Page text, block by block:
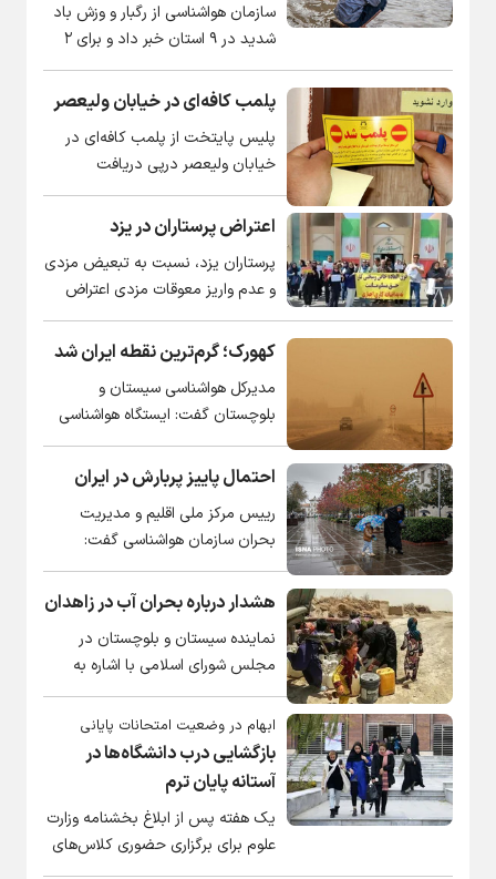
سازمان هواشناسی از رگبار و وزش باد
شدید در ۹ استان خبر داد و برای ۲
استان هشدار نارنجی صادر کرد.
پلمب کافه‌ای در خیابان ولیعصر
پلیس پایتخت از پلمب کافه‌ای در
خیابان ولیعصر درپی دریافت
گزارش‌هایی مبنی بر انجام فعالیت‌های
مروج فرقه‌های انحرافی خبر داد.
اعتراض پرستاران در یزد
پرستاران یزد، نسبت به تبعیض مزدی
و عدم واریز معوقات مزدی اعتراض
دارند.
کهورک؛ گرم‌ترین نقطه ایران شد
مدیرکل هواشناسی سیستان و
بلوچستان گفت: ایستگاه هواشناسی
"کهورک" نزدیک‌ترین ایستگاه به کویر
لوت، عصر جمعه ۹ خرداد ۱۴۰۵ با
ثبت دمای ۵۰ درجه سلسیوس، ضمن
شکستن رکورد بیشترین دمای
ثبت‌شده از زمان راه‌اندازی، به عنوان
گرم‌ترین نقطه کشور معرفی شد.
احتمال پاییز پربارش در ایران
رییس مرکز ملی اقلیم و مدیریت
بحران سازمان هواشناسی گفت:
احتمال پاییز پربارش در کشور وجود
دارد اما تغییر این شرایط نیز محتمل
است چون در برخی سال‌ها با وجود
حاکمیت شاخص ال‌نینو (فاز گرم
اقیانوس آرام) خشکسالی در ایران
داشتیم.
هشدار درباره بحران آب در زاهدان
نماینده سیستان و بلوچستان در
مجلس شورای اسلامی با اشاره به
مسئله کم‌آبی در استان گفت: به
مسئولان وزارت نیرو، مسئولان دولت و
جناب آقای استاندار تأکید می‌کنیم که
اگر این روند بحران آب ادامه پیدا کند،
ممکن است مشکلات و چالش‌های
امنیتی، سیاسی و اجتماعی در استان
به وجود بیاید.
ابهام در وضعیت امتحانات پایانی
بازگشایی درب دانشگاه‌ها در
آستانه پایان ترم
یک هفته پس از ابلاغ بخشنامه وزارت
علوم برای برگزاری حضوری کلاس‌های
دانشجویان کارشناسی ارشد و دکتری،